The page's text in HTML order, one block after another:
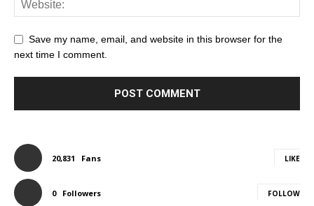
Save my name, email, and website in this browser for the
next time I comment.
20,831 Fans LIKE
0 Followers FOLLOW